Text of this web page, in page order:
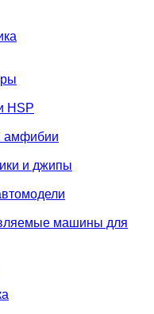
HSP
амфибии
и джипы
машины для